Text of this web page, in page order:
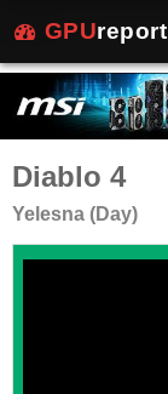
GPUreport
Diablo 4
Yelesna (Day)